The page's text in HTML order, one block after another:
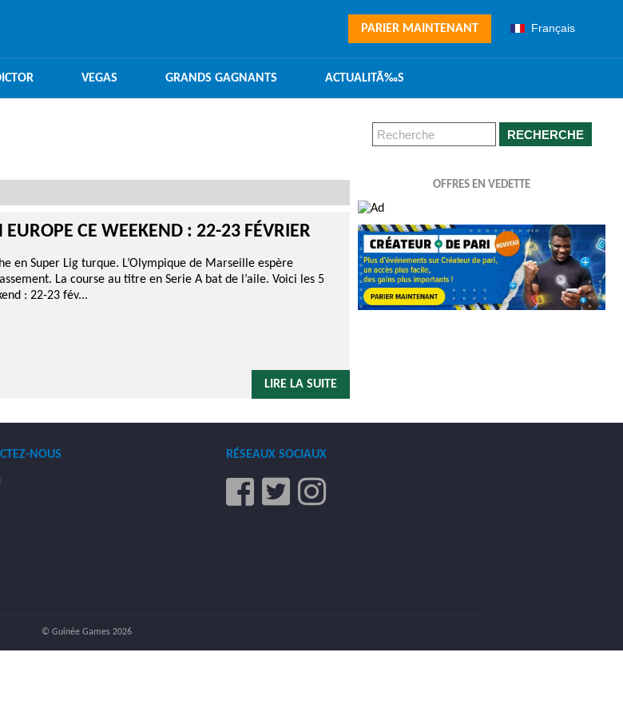
Français
PARIER MAINTENANT
VEGAS GRANDS GAGNANTS ACTUALITÃ‰S
EUROPE CE WEEKEND : 22-23 FÉVRIER
en Super Lig turque. L’Olympique de Marseille espère
La course au titre en Serie A bat de l’aile. Voici les 5
: 22-23 fév...
LIRE LA SUITE
RECHERCHE
OFFRES EN VEDETTE
NOUS RÉSEAUX SOCIAUX
© Guinée Games 2026